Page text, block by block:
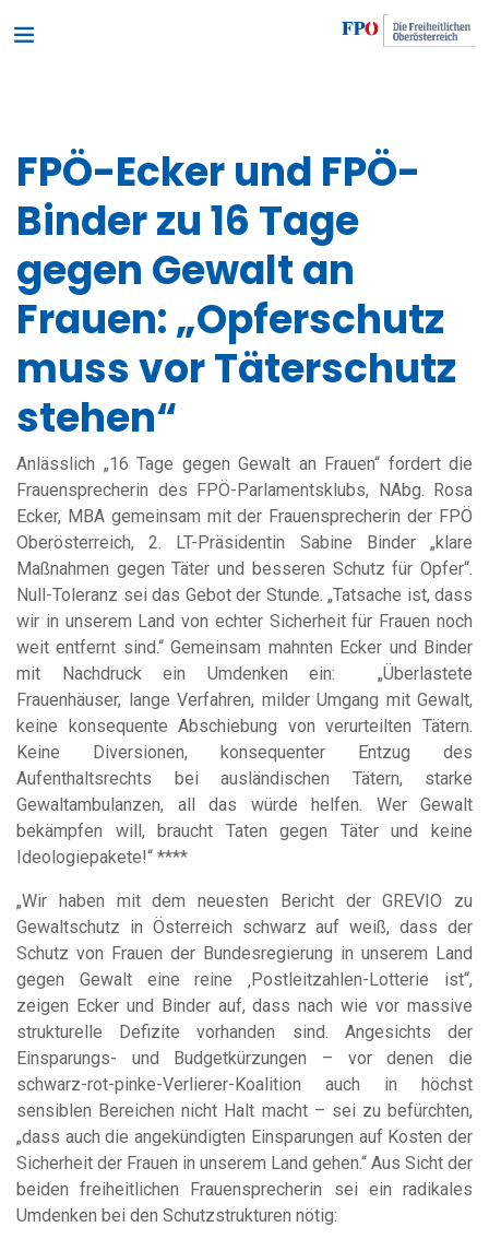
FPÖ-Ecker und FPÖ-
Binder zu 16 Tage
gegen Gewalt an
Frauen: „Opferschutz
muss vor Täterschutz
stehen“
Anlässlich „16 Tage gegen Gewalt an Frauen“ fordert die
Frauensprecherin des FPÖ-Parlamentsklubs, NAbg. Rosa
Ecker, MBA gemeinsam mit der Frauensprecherin der FPÖ
Oberösterreich, 2. LT-Präsidentin Sabine Binder „klare
Maßnahmen gegen Täter und besseren Schutz für Opfer“.
Null-Toleranz sei das Gebot der Stunde. „Tatsache ist, dass
wir in unserem Land von echter Sicherheit für Frauen noch
weit entfernt sind.“ Gemeinsam mahnten Ecker und Binder
mit Nachdruck ein Umdenken ein: „Überlastete
Frauenhäuser, lange Verfahren, milder Umgang mit Gewalt,
keine konsequente Abschiebung von verurteilten Tätern.
Keine Diversionen, konsequenter Entzug des
Aufenthaltsrechts bei ausländischen Tätern, starke
Gewaltambulanzen, all das würde helfen. Wer Gewalt
bekämpfen will, braucht Taten gegen Täter und keine
Ideologiepakete!“ ****
„Wir haben mit dem neuesten Bericht der GREVIO zu
Gewaltschutz in Österreich schwarz auf weiß, dass der
Schutz von Frauen der Bundesregierung in unserem Land
gegen Gewalt eine reine ‚Postleitzahlen-Lotterie ist“,
zeigen Ecker und Binder auf, dass nach wie vor massive
strukturelle Defizite vorhanden sind. Angesichts der
Einsparungs- und Budgetkürzungen – vor denen die
schwarz-rot-pinke-Verlierer-Koalition auch in höchst
sensiblen Bereichen nicht Halt macht – sei zu befürchten,
„dass auch die angekündigten Einsparungen auf Kosten der
Sicherheit der Frauen in unserem Land gehen.“ Aus Sicht der
beiden freiheitlichen Frauensprecherin sei ein radikales
Umdenken bei den Schutzstrukturen nötig: